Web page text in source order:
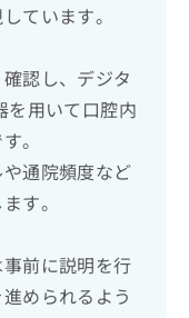
ています。
認し、デジタ
を用いて口腔内
。
通院頻度など
す。
前に説明を行
められるよう